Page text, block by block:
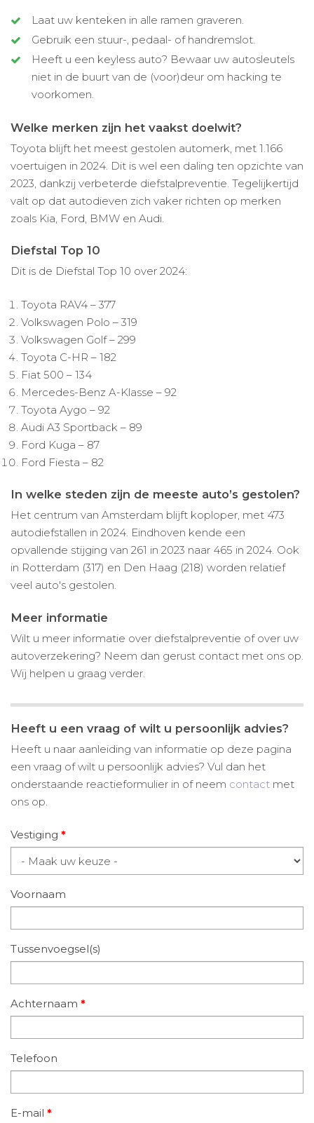
Laat uw kenteken in alle ramen graveren.
Gebruik een stuur-, pedaal- of handremslot.
Heeft u een keyless auto? Bewaar uw autosleutels
niet in de buurt van de (voor)deur om hacking te
voorkomen.
Welke merken zijn het vaakst doelwit?
Toyota blijft het meest gestolen automerk, met 1.166
voertuigen in 2024. Dit is wel een daling ten opzichte van
2023, dankzij verbeterde diefstalpreventie. Tegelijkertijd
valt op dat autodieven zich vaker richten op merken
zoals Kia, Ford, BMW en Audi.
Diefstal Top 10
Dit is de Diefstal Top 10 over 2024:
Toyota RAV4 – 377
Volkswagen Polo – 319
Volkswagen Golf – 299
Toyota C-HR – 182
Fiat 500 – 134
Mercedes-Benz A-Klasse – 92
Toyota Aygo – 92
Audi A3 Sportback – 89
Ford Kuga – 87
Ford Fiesta – 82
In welke steden zijn de meeste auto’s gestolen?
Het centrum van Amsterdam blijft koploper, met 473
autodiefstallen in 2024. Eindhoven kende een
opvallende stijging van 261 in 2023 naar 465 in 2024. Ook
in Rotterdam (317) en Den Haag (218) worden relatief
veel auto's gestolen.
Meer informatie
Wilt u meer informatie over diefstalpreventie of over uw
autoverzekering? Neem dan gerust contact met ons op.
Wij helpen u graag verder.
Heeft u een vraag of wilt u persoonlijk advies?
Heeft u naar aanleiding van informatie op deze pagina
een vraag of wilt u persoonlijk advies? Vul dan het
onderstaande reactieformulier in of neem contact met
ons op.
Vestiging *
Voornaam
Tussenvoegsel(s)
Achternaam *
Telefoon
E-mail *